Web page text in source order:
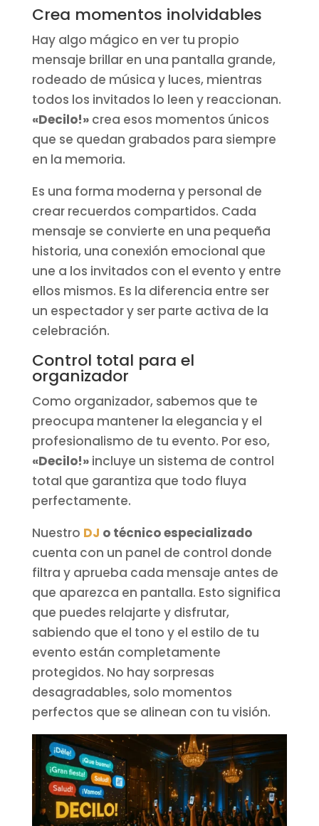
Crea momentos inolvidables
Hay algo mágico en ver tu propio
mensaje brillar en una pantalla grande,
rodeado de música y luces, mientras
todos los invitados lo leen y reaccionan.
«Decilo!»crea esos momentos únicos
que se quedan grabados para siempre
en la memoria.
Es una forma moderna y personal de
crear recuerdos compartidos. Cada
mensaje se convierte en una pequeña
historia, una conexión emocional que
une a los invitados con el evento y entre
ellos mismos. Es la diferencia entre ser
un espectador y ser parte activa de la
celebración.
Control total para el
organizador
Como organizador, sabemos que te
preocupa mantener la elegancia y el
profesionalismo de tu evento. Por eso,
«Decilo!»incluye un sistema de control
total que garantiza que todo fluya
perfectamente.
Nuestro DJ o técnico especializado
cuenta con un panel de control donde
filtra y aprueba cada mensaje antes de
que aparezca en pantalla. Esto significa
que puedes relajarte y disfrutar,
sabiendo que el tono y el estilo de tu
evento están completamente
protegidos. No hay sorpresas
desagradables, solo momentos
perfectos que se alinean con tu visión.